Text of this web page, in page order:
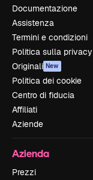
Documentazione
Assistenza
Termini e condizioni
Politica sulla privacy
Originali New
Politica dei cookie
Centro di fiducia
Affiliati
Aziende
Azienda
Prezzi